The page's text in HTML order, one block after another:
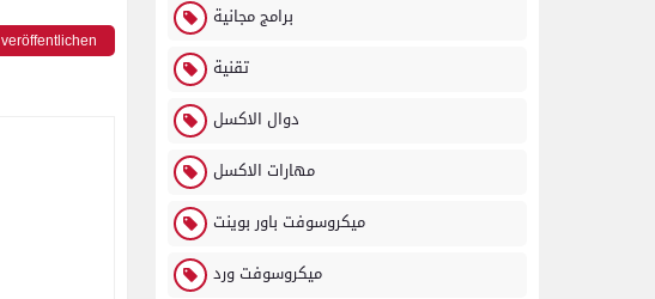
برامج مجانية
تقنية
دوال الاكسل
مهارات الاكسل
ميكروسوفت باور بوينت
ميكروسوفت ورد